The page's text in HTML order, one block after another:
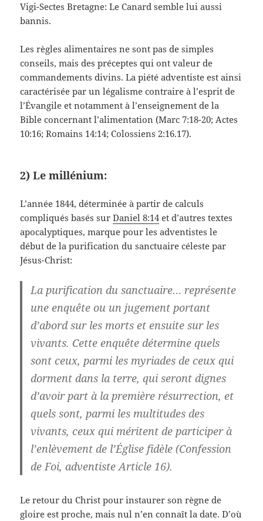
Vigi-Sectes Bretagne: Le Canard semble lui aussi
bannis.
Les règles alimentaires ne sont pas de simples
conseils, mais des préceptes qui ont valeur de
commandements divins. La piété adventiste est ainsi
caractérisée par un légalisme contraire à l’esprit de
l’Évangile et notamment à l’enseignement de la
Bible concernant l’alimentation (Marc 7:18-20; Actes
10:16; Romains 14:14; Colossiens 2:16.17).
2) Le millénium:
L’année 1844, déterminée à partir de calculs
compliqués basés surDaniel 8:14et d’autres textes
apocalyptiques, marque pour les adventistes le
début de la purification du sanctuaire céleste par
Jésus-Christ:
La purification du sanctuaire… représente
une enquête ou un jugement portant
d’abord sur les morts et ensuite sur les
vivants. Cette enquête détermine quels
sont ceux, parmi les myriades de ceux qui
dorment dans la terre, qui seront dignes
d’avoir part à la première résurrection, et
quels sont, parmi les multitudes des
vivants, ceux qui méritent de participer à
l’enlèvement de l’Église fidèle (Confession
de Foi, adventiste Article 16).
Le retour du Christ pour instaurer son règne de
gloire est proche, mais nul n’en connaît la date. D’où